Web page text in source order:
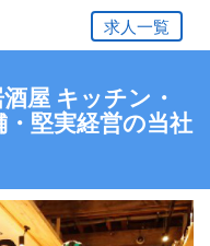
求人一覧
屋 キッチン・
堅実経営の当社